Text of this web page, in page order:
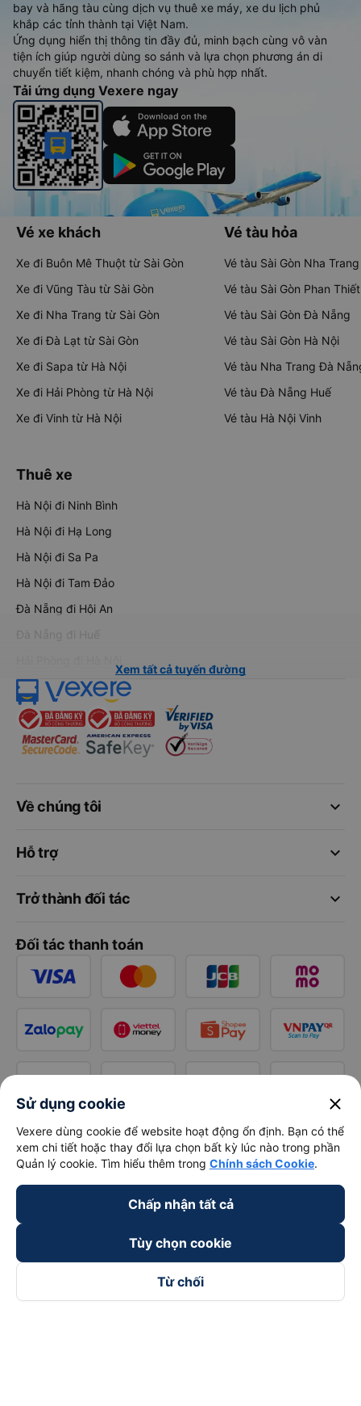
bay và hãng tàu cùng dịch vụ thuê xe máy, xe du lịch phủ
khắp các tỉnh thành tại Việt Nam.
Ứng dụng hiển thị thông tin đầy đủ, minh bạch cùng vô vàn
tiện ích giúp người dùng so sánh và lựa chọn phương án di
chuyển tiết kiệm, nhanh chóng và phù hợp nhất.
Tải ứng dụng Vexere ngay
Vé xe khách
Xe đi Buôn Mê Thuột từ Sài Gòn
Xe đi Vũng Tàu từ Sài Gòn
Xe đi Nha Trang từ Sài Gòn
Xe đi Đà Lạt từ Sài Gòn
Xe đi Sapa từ Hà Nội
Xe đi Hải Phòng từ Hà Nội
Xe đi Vinh từ Hà Nội
Vé tàu hỏa
Vé tàu Sài Gòn Nha Trang
Vé tàu Sài Gòn Phan Thiết
Vé tàu Sài Gòn Đà Nẵng
Vé tàu Sài Gòn Hà Nội
Vé tàu Nha Trang Đà
Vé tàu Đà Nẵng Huế
Vé tàu Hà Nội Vinh
Thuê xe
Hà Nội đi Ninh Bình
Hà Nội đi Hạ Long
Hà Nội đi Sa Pa
Hà Nội đi Tam Đảo
Đà Nẵng đi Hội An
Đà Nẵng đi Huế
Xem tất cả tuyến đường
keyboard_arrow_down
Về chúng tôi
keyboard_arrow_down
Hỗ trợ
keyboard_arrow_down
Trở thành đối tác
Đối tác thanh toán
Sử dụng cookie close
Vexere dùng cookie để website hoạt động ổn định. Bạn có thể
xem chi tiết hoặc thay đổi lựa chọn bất kỳ lúc nào trong phần
Quản lý cookie. Tìm hiểu thêm trong Chính sách Cookie.
Chấp nhận tất cả
Tùy chọn cookie
Từ chối